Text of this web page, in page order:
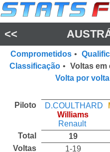
<<
Comprometidos •
Classificação • Voltas em
Volta por volta
Piloto
D.COULTHARD
Williams
Renault
Total
19
Voltas
1-19